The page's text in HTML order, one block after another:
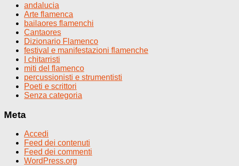
andalucia
Arte flamenca
bailaores flamenchi
Cantaores
Dizionario Flamenco
festival e manifestazioni flamenche
I chitarristi
miti del flamenco
percussionisti e strumentisti
Poeti e scrittori
Senza categoria
Meta
Accedi
Feed dei contenuti
Feed dei commenti
WordPress.org